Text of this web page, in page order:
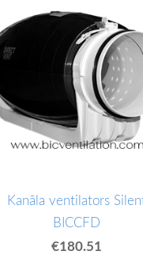
Kanāla ventilators
BICCFD
€180.51